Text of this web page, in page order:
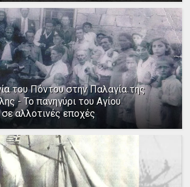
του Πόντου στην Παλαγία της
- Το πανηγύρι του Αγίου
αλλοτινές εποχές